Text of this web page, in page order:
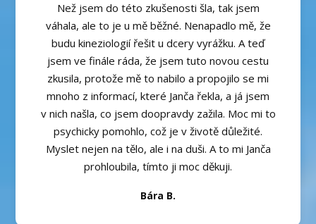
Než jsem do této zkušenosti šla, tak jsem
váhala, ale to je u mě běžné. Nenapadlo mě, že
budu kineziologií řešit u dcery vyrážku. A teď
jsem ve finále ráda, že jsem tuto novou cestu
zkusila, protože mě to nabilo a propojilo se mi
mnoho z informací, které Janča řekla, a já jsem
v nich našla, co jsem doopravdy zažila. Moc mi to
psychicky pomohlo, což je v životě důležité.
Myslet nejen na tělo, ale i na duši. A to mi Janča
prohloubila, tímto ji moc děkuji.
Bára B.